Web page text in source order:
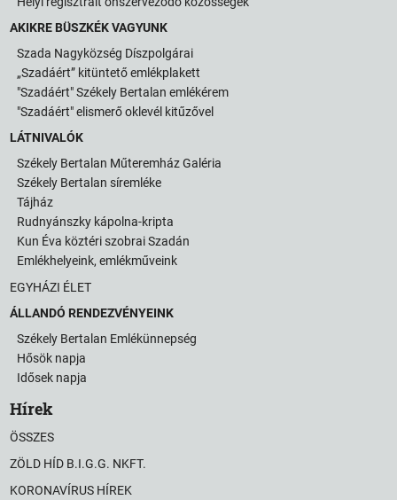
AKIKRE BÜSZKÉK VAGYUNK
Szada Nagyközség Díszpolgárai
„Szadáért” kitüntető emlékplakett
"Szadáért" Székely Bertalan emlékérem
"Szadáért" elismerő oklevél kitűzővel
LÁTNIVALÓK
Székely Bertalan Műteremház Galéria
Székely Bertalan síremléke
Tájház
Rudnyánszky kápolna-kripta
Kun Éva köztéri szobrai Szadán
Emlékhelyeink, emlékműveink
EGYHÁZI ÉLET
ÁLLANDÓ RENDEZVÉNYEINK
Székely Bertalan Emlékünnepség
Hősök napja
Idősek napja
Hírek
ÖSSZES
ZÖLD HÍD B.I.G.G. NKFT.
KORONAVÍRUS HÍREK